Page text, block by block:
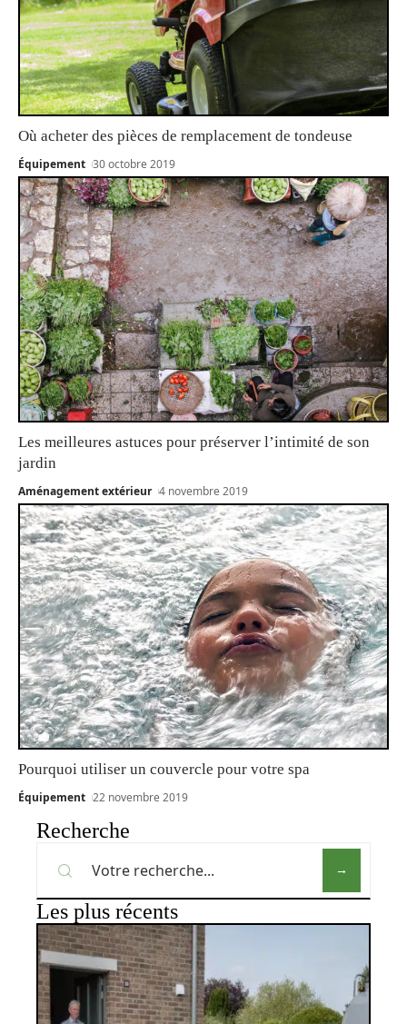
Où acheter des pièces de remplacement de tondeuse
Équipement 30 octobre 2019
Les meilleures astuces pour préserver l’intimité de son
jardin
Aménagement extérieur 4 novembre 2019
Pourquoi utiliser un couvercle pour votre spa
Équipement 22 novembre 2019
Recherche
Les plus récents